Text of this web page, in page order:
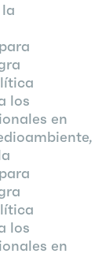
los
en
los
en